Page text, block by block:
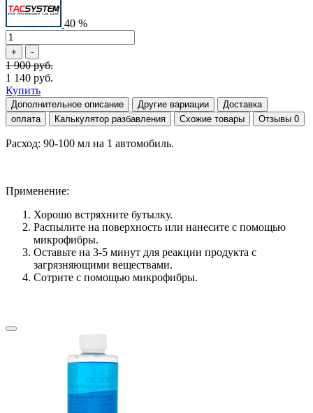
40 %
1 900 руб.
1 140 руб.
Купить
Дополнительное описание Другие вариации
Доставка
оплата
Калькулятор разбавления Схожие товары Отзывы 0
Расход: 90-100 мл на 1 автомобиль.
Применение:
Хорошо встряхните бутылку.
Распылите на поверхность или нанесите с помощью
микрофибры.
Оставьте на 3-5 минут для реакции продукта с
загрязняющими веществами.
Сотрите с помощью микрофибры.